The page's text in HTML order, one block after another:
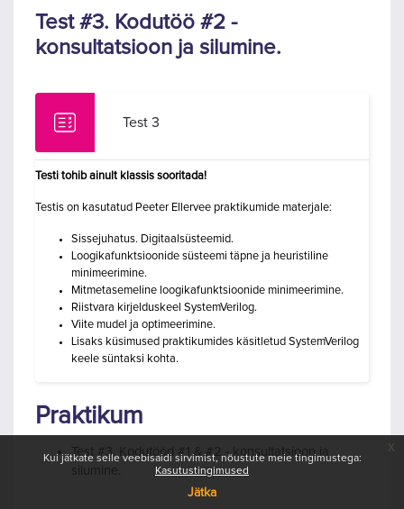
Kui jätkate selle veebisaidi sirvimist, nõustute meie tingimustega:
Kasutustingimused
Jätka
x
Test #3. Kodutöö #2 -
konsultatsioon ja silumine.
Test 3
Testi tohib ainult klassis sooritada!
Testis on kasutatud Peeter Ellervee praktikumide materjale:
Sissejuhatus. Digitaalsüsteemid.
Loogikafunktsioonide süsteemi täpne ja heuristiline
minimeerimine.
Mitmetasemeline loogikafunktsioonide minimeerimine.
Riistvara kirjelduskeel SystemVerilog.
Viite mudel ja optimeerimine.
Lisaks küsimused praktikumides käsitletud SystemVerilog
keele süntaksi kohta.
Praktikum
Test #3. Kodutööd #1 & #2 - konsultatsioon ja
silumine.